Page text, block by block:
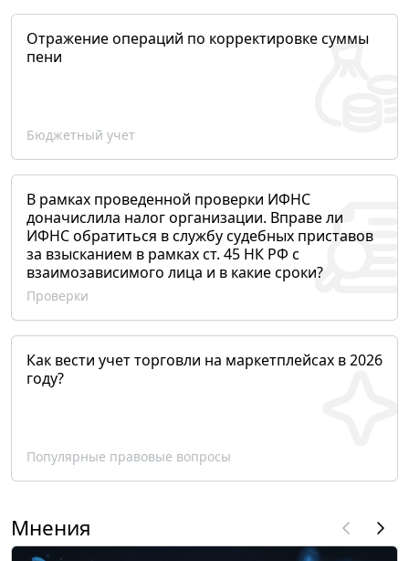
Отражение операций по корректировке суммы
пени
Бюджетный учет
В рамках проведенной проверки ИФНС
доначислила налог организации. Вправе ли
ИФНС обратиться в службу судебных приставов
за взысканием в рамках ст. 45 НК РФ с
взаимозависимого лица и в какие сроки?
Проверки
Как вести учет торговли на маркетплейсах в 2026
году?
Популярные правовые вопросы
Мнения